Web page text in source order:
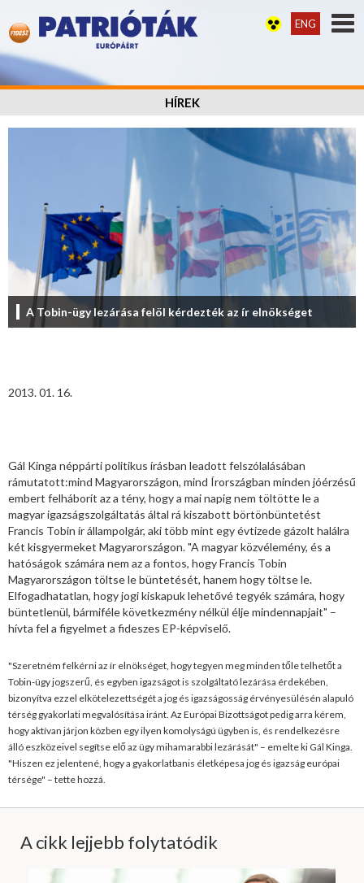
ENG
HÍREK
A Tobin-ügy lezárása felöl kérdezték az ír elnökséget
2013. 01. 16.
Gál Kinga néppárti politikus írásban leadott felszólalásában
rámutatott:mind Magyarországon, mind Írországban minden jóérzésű
embert felháborít az a tény, hogy a mai napig nem töltötte le a
magyar igazságszolgáltatás által rá kiszabott börtönbüntetést
Francis Tobin ír állampolgár, aki több mint egy évtizede gázolt halálra
két kisgyermeket Magyarországon. "A magyar közvélemény, és a
hatóságok számára nem az a fontos, hogy Francis Tobin
Magyarországon töltse le büntetését, hanem hogy töltse le.
Elfogadhatatlan, hogy jogi kiskapuk lehetővé tegyék számára, hogy
büntetlenül, bármiféle következmény nélkül élje mindennapjait" –
hívta fel a figyelmet a fideszes EP-képviselő.
"Szeretném felkérni az ír elnökséget, hogy tegyen meg minden tőle telhetőt a
Tobin-ügy jogszerű, és egyben igazságot is szolgáltató lezárása érdekében,
bizonyítva ezzel elkötelezettségét a jog és igazságosság érvényesülésén alapuló
térség gyakorlati megvalósítása iránt. Az Európai Bizottságot pedig arra kérem,
hogy aktívan járjon közben egy ilyen komolyságú ügyben is, és rendelkezésre
álló eszközeivel segítse elő az ügy mihamarabbi lezárását" – emelte ki Gál Kinga.
"Hiszen ez jelentené, hogy a gyakorlatbanis életképesa jog és igazság európai
térsége" – tette hozzá.
A cikk lejjebb folytatódik